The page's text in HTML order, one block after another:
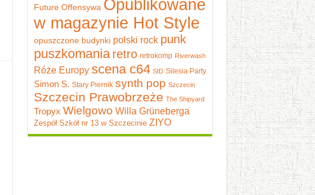
Future Offensywa Opublikowane
w magazynie Hot Style
opuszczone budynki polski rock punk
puszkomania retro retrokomp Riverwash
Róże Europy scena c64 SID Silesia Party
Simon S. Stary Piernik synth pop Szczecin
Szczecin Prawobrzeże The Shipyard
Tropyx Wielgowo Willa Grüneberga
Zespół Szkół nr 13 w Szczecinie ZIYO